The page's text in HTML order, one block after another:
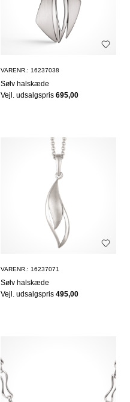
VARENR.: 16237038
Sølv halskæde
Vejl. udsalgspris695,00
VARENR.: 16237071
Sølv halskæde
Vejl. udsalgspris495,00